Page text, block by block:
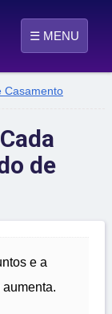
☰ MENU
Casamento
de
e a